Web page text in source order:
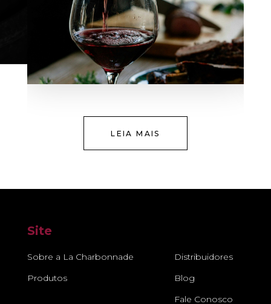
LEIA MAIS
Site
Sobre a La Charbonnade
Produtos
Distribuidores
Blog
Fale Conosco